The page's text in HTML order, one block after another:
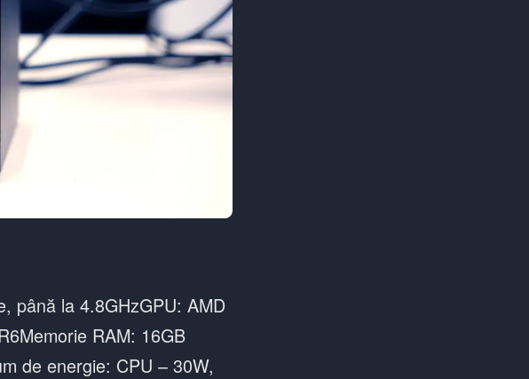
până la 4.8GHzGPU: AMD
RAM: 16GB
de energie: CPU – 30W,